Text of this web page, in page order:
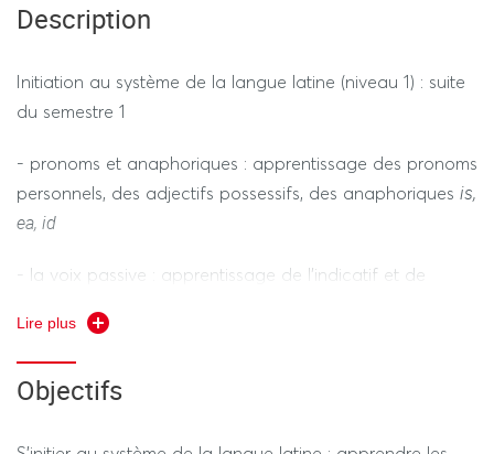
Description
Initiation au système de la langue latine (niveau 1) : suite
du semestre 1
- pronoms et anaphoriques : apprentissage des pronoms
personnels, des adjectifs possessifs, des anaphoriques is,
ea, id
- la voix passive : apprentissage de l’indicatif et de
- comparatifs et superlatifs des adjectifs
- le mode participe : apprentissage du participe parfait
Lire plus
Objectifs